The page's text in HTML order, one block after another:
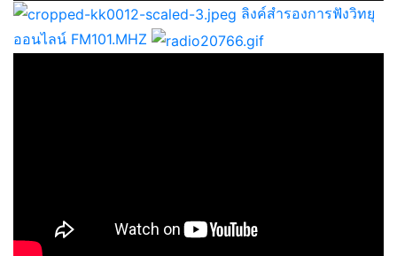
ลิงค์สำรองการฟังวิทยุ
ออนไลน์ FM101.MHZ